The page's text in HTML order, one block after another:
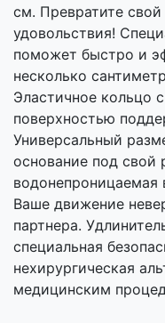
см. Превратите
удовольствия!
поможет быстро и
несколько
Эластичное кольцо
поверхностью
Универсальный
основание под
водонепроницаемая
Ваше движение
партнера.
специальная
нехирургическая
медицинским